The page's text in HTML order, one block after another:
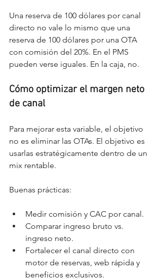
Una reserva de 100 dólares por canal
directo no vale lo mismo que una
reserva de 100 dólares por una OTA
con comisión del 20%. En el PMS
pueden verse iguales. En la caja, no.
Cómo optimizar el margen neto
de canal
Para mejorar esta variable, el objetivo
no es eliminar las OTAs. El objetivo es
usarlas estratégicamente dentro de un
mix rentable.
Buenas prácticas:
Medir comisión y CAC por canal.
Comparar ingreso bruto vs.
ingreso neto.
Fortalecer el canal directo con
motor de reservas, web rápida y
beneficios exclusivos.